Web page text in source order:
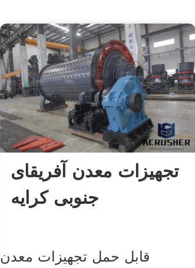
تجهیزات معدن آفریقای
جنوبی کرایه
قابل حمل تجهیزات معدن